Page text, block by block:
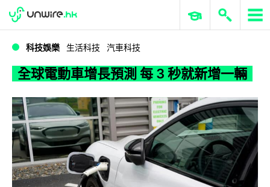
全球電動車增長預測 每 3 秒就新增一輛
WWDC 2026 ERP 與商業 AI
科技娛樂 生活科技 汽車科技
全球電動車增長預測 每 3 秒就新增一輛